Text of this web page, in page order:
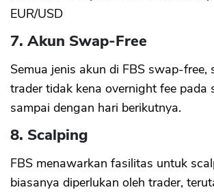
EUR/USD
7. Akun Swap-Free
Semua jenis akun di FBS swap-free,
trader tidak kena overnight fee pada
sampai dengan hari berikutnya.
8. Scalping
FBS menawarkan fasilitas untuk
biasanya diperlukan oleh trader,